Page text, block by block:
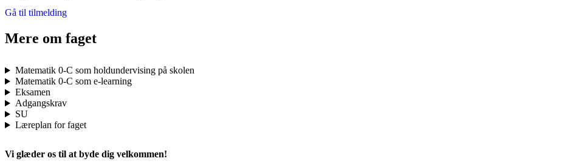
Gå til tilmelding
Mere om faget
Matematik 0-C som holdundervising på skolen
Matematik 0-C som e-learning
Eksamen
Adgangskrav
SU
Læreplan for faget
Vi glæder os til at byde dig velkommen!